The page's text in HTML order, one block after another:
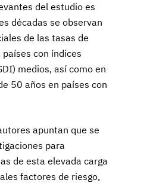
del estudio es
décadas se observan
de las tasas de
países con índices
medios, así como en
50 años en países con
apuntan que se
para
de esta elevada carga
factores de riesgo,